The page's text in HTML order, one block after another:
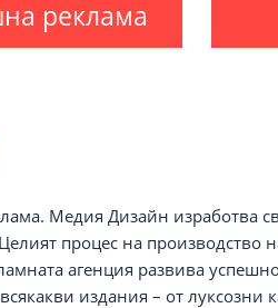
реклама
Медия Дизайн изработва
процес на производство
агенция развива
издания – от луксозни